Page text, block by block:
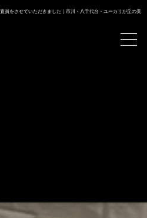
員をさせていただきました｜市川・八千代台・ユーカリが丘の美